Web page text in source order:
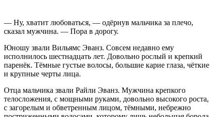
— Ну, хватит любоваться, — одёрнув мальчика за плечо,
сказал мужчина. — Пора в дорогу.
Юношу звали Вильямс Эванз. Совсем недавно ему
исполнилось шестнадцать лет. Довольно рослый и крепкий
паренёк. Тёмные густые волосы, большие карие глаза, чёткие
и крупные черты лица.
Отца мальчика звали Райли Эванз. Мужчина крепкого
телосложения, с мощными руками, довольно высокого роста,
с загорелым и обветренным лицом, тёмными, небрежно